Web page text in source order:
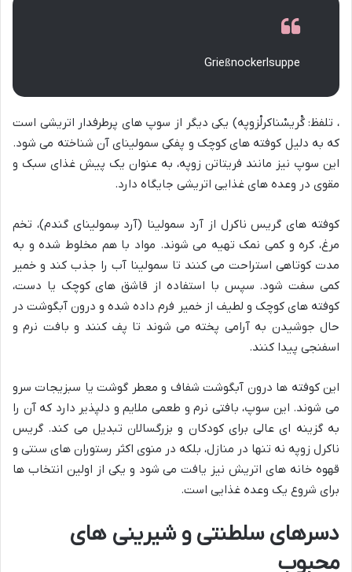
Grießnockerlsuppe
، تلفظ: گْریسْناکرلْزوپه) یکی دیگر از سوپ های پرطرفدار اتریشی است
که به دلیل کوفته های کوچک و پفکی سمولینای آن شناخته می شود.
این سوپ نیز مانند فریتاتن زوپه، به عنوان یک پیش غذای سبک و
مقوی در وعده های غذایی اتریشی جایگاه دارد.
کوفته های گریس ناکرل از آرد سمولینا (آرد سِمولینای گندم)، تخم
مرغ، کره و کمی نمک تهیه می شوند. مواد با هم مخلوط شده و به
مدت کوتاهی استراحت می کنند تا سمولینا آب را جذب کند و خمیر
کمی سفت شود. سپس با استفاده از قاشق های کوچک یا دست،
کوفته های کوچک و لطیف از خمیر فرم داده شده و درون آبگوشت در
حال جوشیدن به آرامی پخته می شوند تا پف کنند و بافت نرم و
اسفنجی پیدا کنند.
این کوفته ها درون آبگوشت شفاف و معطر گوشت یا سبزیجات سرو
می شوند. این سوپ، بافتی نرم و طعمی ملایم و دلپذیر دارد که آن را
به گزینه ای عالی برای کودکان و بزرگسالان تبدیل می کند. گریس
ناکرل زوپه نه تنها در منازل، بلکه در منوی اکثر رستوران های سنتی و
قهوه خانه های اتریش نیز یافت می شود و یکی از اولین انتخاب ها
برای شروع یک وعده غذایی است.
دسرهای سلطنتی و شیرینی های
محبوب